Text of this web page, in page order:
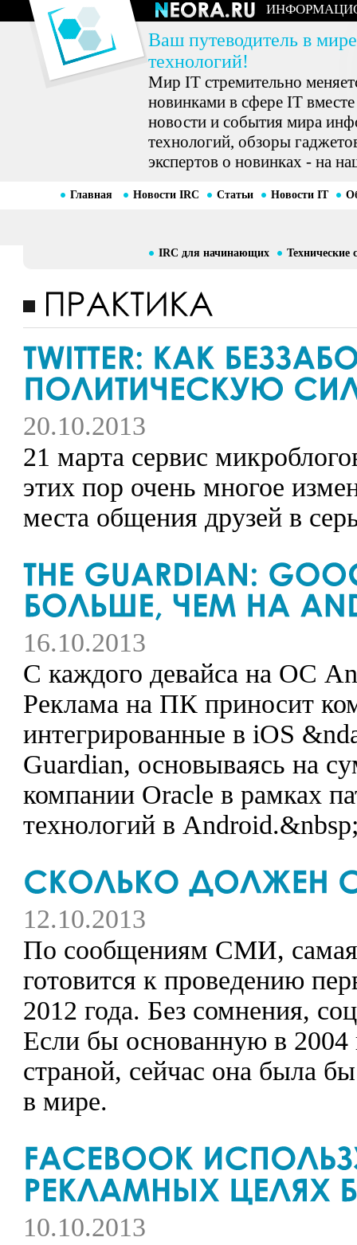
Ваш путеводитель в
технологий!
Мир IT стремительно
новинками в сфере IT
новости и события мира
технологий, обзоры
экспертов о новинках - на
Главная Новости IRC Статьи Новости IT
IRC для начинающих Технические
20.10.2013
21 марта сервис
этих пор очень многое
места общения друзей в
16.10.2013
С каждого девайса на ОС
Реклама на ПК приносит
интегрированные в iOS
Guardian, основываясь на
компании Oracle в рамках
технологий в
12.10.2013
По сообщениям СМИ, самая
готовится к проведению
2012 года. Без сомнения,
Если бы основанную в
страной, сейчас она была
в мире.
10.10.2013